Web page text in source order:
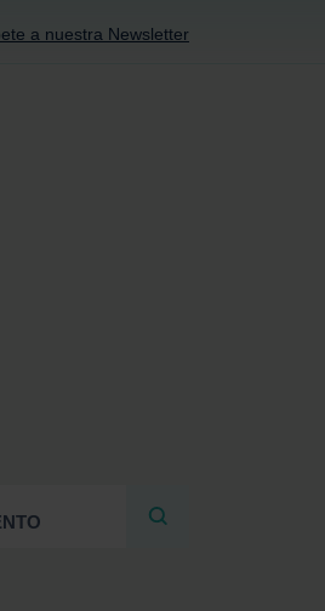
a nuestra Newsletter